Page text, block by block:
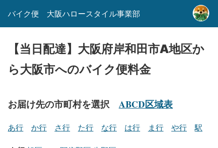
バイク便 大阪ハロースタイル事業部
【当日配達】大阪府岸和田市A地区か
ら大阪市へのバイク便料金
お届け先の市町村を選択 ABCD区域表
あ行 か行 さ行 た行 な行 は行 ま行 や行 駅